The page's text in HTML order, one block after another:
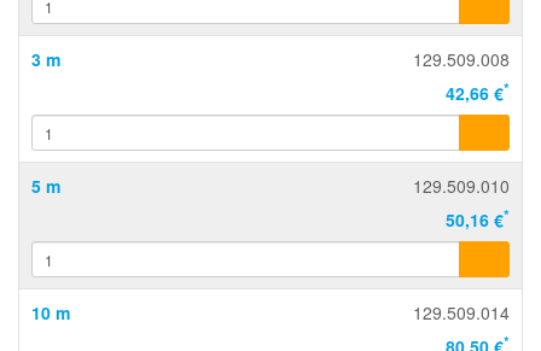
3 m
129.509.008
42,66 €*
5 m
129.509.010
50,16 €*
10 m
129.509.014
80,50 €*